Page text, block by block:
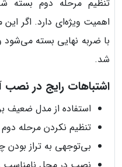
تنظیم مرحله دوم بسته
اهمیت ویژه‌ای دارد. اگر
با ضربه نهایی بسته می‌شود
شد.
اشتباهات رایج در نصب
استفاده از مدل ضعیف
تنظیم نکردن مرحله
بی‌توجهی به تراز بودن